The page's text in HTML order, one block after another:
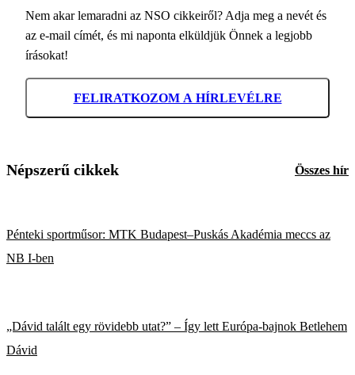
Nem akar lemaradni az NSO cikkeiről? Adja meg a nevét és
az e-mail címét, és mi naponta elküldjük Önnek a legjobb
írásokat!
FELIRATKOZOM A HÍRLEVÉLRE
Népszerű cikkek Összes hír
Pénteki sportműsor: MTK Budapest–Puskás Akadémia meccs az
NB I-ben
„Dávid talált egy rövidebb utat?” – Így lett Európa-bajnok Betlehem
Dávid